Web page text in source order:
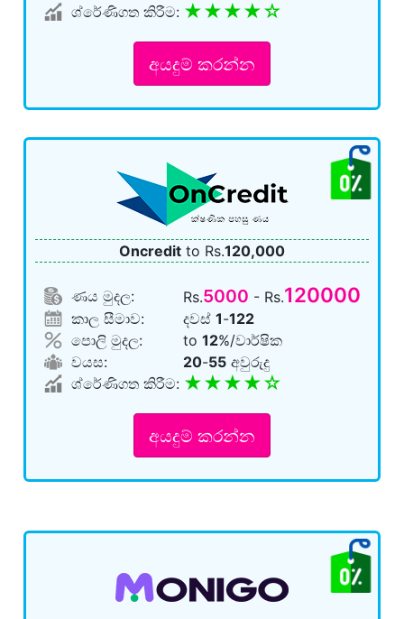
ශ්රේණිගත කිරීම: ★★★★☆
අයදුම් කරන්න
Oncredit to Rs.120,000
ණය මුදල: Rs.5000 - Rs.120000
කාල සීමාව: දවස් 1-122
පොලි මුදල:
to 12%/වාර්ෂික
වයස:
20-55අවුරුදු
ශ්රේණිගත කිරීම: ★★★★☆
අයදුම් කරන්න